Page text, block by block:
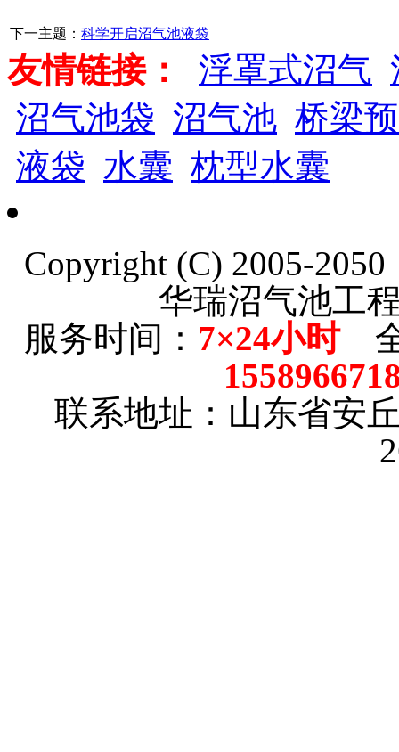
下一主题： 科学开启沼气池液袋
友情链接： 浮罩式沼气
沼气池袋 沼气池 桥梁
液袋 水囊 枕型水囊
Copyright (C) 2005-
华瑞沼气池工
服务时间： 7×24小时全
联系地址：山东省安